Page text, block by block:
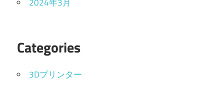
Categories
3Dプリンター